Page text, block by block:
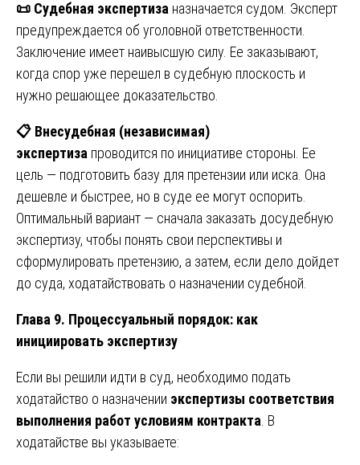
📜 Судебная экспертиза назначается судом. Эксперт
предупреждается об уголовной ответственности.
Заключение имеет наивысшую силу. Ее заказывают,
когда спор уже перешел в судебную плоскость и
нужно решающее доказательство.
📋 Внесудебная (независимая)
экспертиза проводится по инициативе стороны. Ее
цель — подготовить базу для претензии или иска. Она
дешевле и быстрее, но в суде ее могут оспорить.
Оптимальный вариант — сначала заказать досудебную
экспертизу, чтобы понять свои перспективы и
сформулировать претензию, а затем, если дело дойдет
до суда, ходатайствовать о назначении судебной.
Глава 9. Процессуальный порядок: как
инициировать экспертизу
Если вы решили идти в суд, необходимо подать
ходатайство о назначении экспертизы соответствия
выполнения работ условиям контракта . В
ходатайстве вы указываете: